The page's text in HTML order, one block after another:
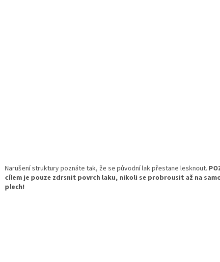
Narušení struktury poznáte tak, že se původní lak přestane lesknout.
cílem je pouze zdrsnit povrch laku, nikoli se probrousit až na
plech!